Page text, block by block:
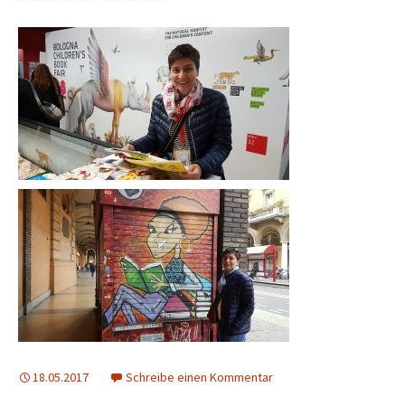
18.05.2017 Schreibe einen Kommentar